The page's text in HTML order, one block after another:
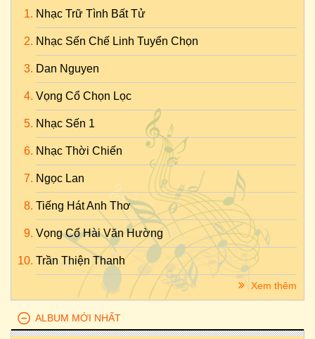
Nhạc Trữ Tình Bất Tử
Nhạc Sến Chế Linh Tuyển Chọn
Dan Nguyen
Vọng Cổ Chọn Lọc
Nhạc Sến 1
Nhạc Thời Chiến
Ngọc Lan
Tiếng Hát Anh Thơ
Vọng Cổ Hài Văn Hường
Trần Thiện Thanh
Xem thêm
ALBUM MỚI NHẤT